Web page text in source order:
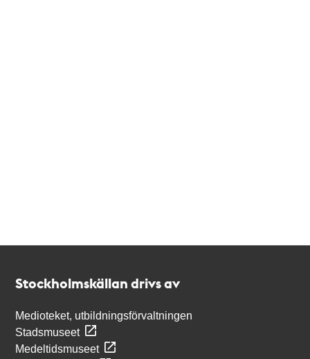
Stockholmskällan drivs av
Medioteket, utbildningsförvaltningen
Stadsmuseet
Medeltidsmuseet